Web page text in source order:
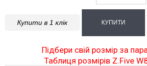
Купити в 1 клік
Підбери свій розмір за
Таблиця розмірів Z.Five